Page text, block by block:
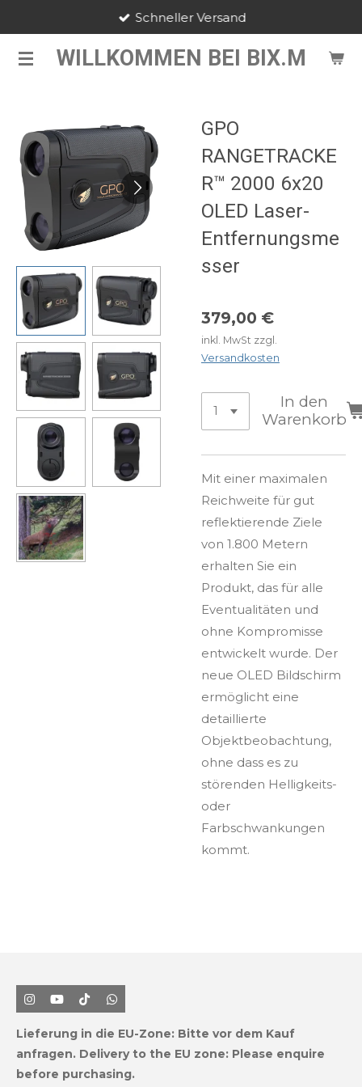
springen WILLKOMMEN BEI BIX.M
Schneller Versand
GPO
RANGETRACKE
R™ 2000 6x20
OLED Laser-
Entfernungsme
sser
379,00 €
inkl. MwSt zzgl.
Versandkosten
In den
Warenkorb
Mit einer maximalen
Reichweite für gut
reflektierende Ziele
von 1.800 Metern
erhalten Sie ein
Produkt, das für alle
Eventualitäten und
ohne Kompromisse
entwickelt wurde. Der
neue OLED Bildschirm
ermöglicht eine
detaillierte
Objektbeobachtung,
ohne dass es zu
störenden Helligkeits-
oder
Farbschwankungen
kommt.
I
n
t
a
r
Y
o
T
u
e
T
i
k
T
o
W
h
t
s
p
Lieferung in die EU-Zone: Bitte vor dem Kauf
anfragen. Delivery to the EU zone: Please enquire
before purchasing.